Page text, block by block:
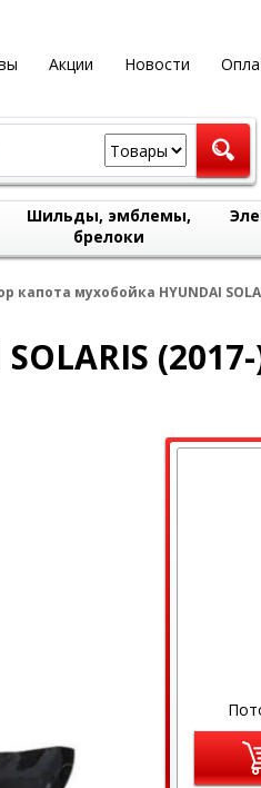
Акции Новости
Шильды, эмблемы,
брелоки
капота мухобойка HYUNDAI